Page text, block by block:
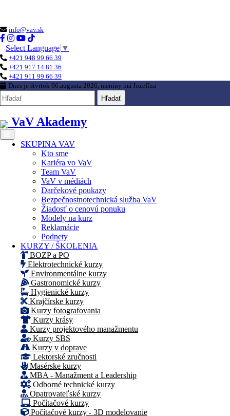
info@vav.sk
Select Language ▼
+421 948 99 66 39
+421 917 14 81 36
+421 911 99 66 39
Dnes je štvrtok 06.augusta 2026, meniny má Jozefína
Hľadať
VaV Akademy
SKUPINA VAV
Kto sme
Kariéra vo VaV
Team VaV
VaV v médiách
Darčekové poukazy
Bezpečnostnotechnická služba VaV
Žiadosť o cenovú ponuku
Modely na kurz
Reklamácie
Podnety
KURZY / ŠKOLENIA
BOZP a PO
Elektrotechnické kurzy
Environmentálne kurzy
Gastronomické kurzy
Hygienické kurzy
Krajčírske kurzy
Kurzy fotografovania
Kurzy krásy
Kurzy projektového manažmentu
Kurzy SBS
Kurzy v doprave
Lektorské zručnosti
Masérske kurzy
MBA - Manažment a Leadership
Odborné technické kurzy
Opatrovateľské kurzy
Počítačové kurzy
Počítačové kurzy - 3D modelovanie